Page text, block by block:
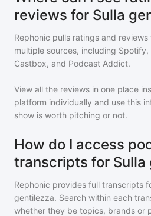
reviews for Sulla
Rephonic pulls ratings and reviews
multiple sources, including
Castbox, and Podcast Addict.
View all the reviews in one place
platform individually and use this
show is worth pitching or not.
How do I access
transcripts for Sulla
Rephonic provides full transcripts
gentilezza. Search within each
whether they be topics, brands or